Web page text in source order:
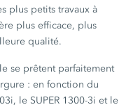
plus petits travaux à
plus efficace, plus
qualité.
se prêtent parfaitement
: en fonction du
le SUPER 1300-3i et le